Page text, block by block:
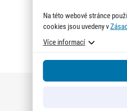
Titulární
Na této webové stránce
cookies jsou uvedeny v
Více informací